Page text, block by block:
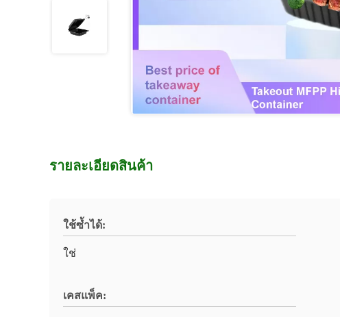
รายละเอียดสินค้า
ใช้ซ้ำได้:
ใช่
เคสแพ็ค: